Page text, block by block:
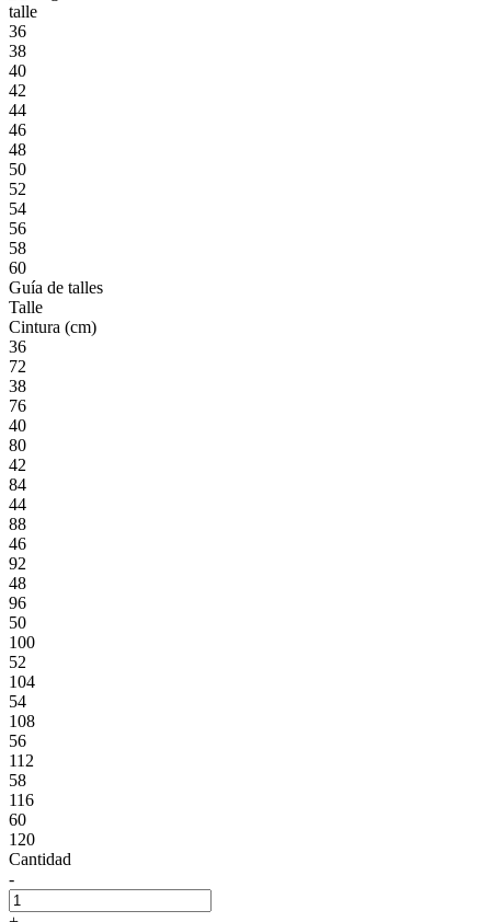
talle
36
38
40
42
44
46
48
50
52
54
56
58
60
Guía de talles
Talle
Cintura (cm)
36
72
38
76
40
80
42
84
44
88
46
92
48
96
50
100
52
104
54
108
56
112
58
116
60
120
Cantidad
-